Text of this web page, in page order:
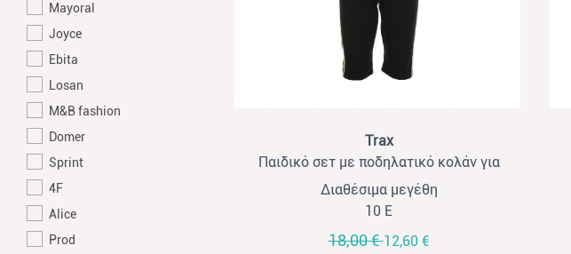
Mayoral
Joyce
Ebita
Losan
M&B fashion
Domer
Sprint
4F
Alice
Prod
Trax
Παιδικό σετ με ποδηλατικό κολάν για
κορίτσια Trax λαχανί- μαύρο
Διαθέσιμα μεγέθη
10 Ε
18,00 €12,60 €